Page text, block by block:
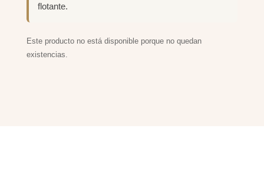
flotante.
Este producto no está disponible porque no quedan
existencias.